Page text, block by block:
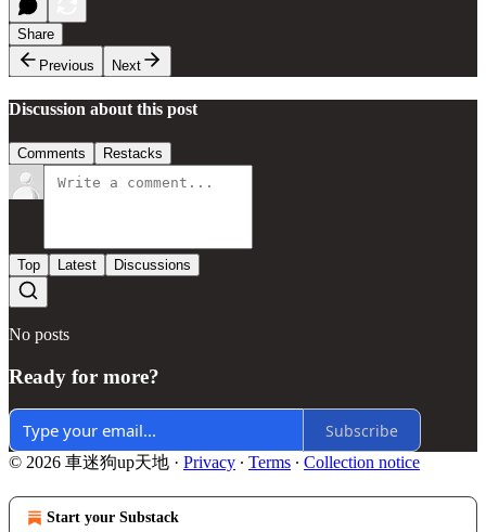
Share
Previous
Next
Discussion about this post
Comments Restacks
Top Latest Discussions
No posts
Ready for more?
Subscribe
© 2026 車迷狗up天地 · Privacy ∙ Terms ∙ Collection notice
Start your Substack